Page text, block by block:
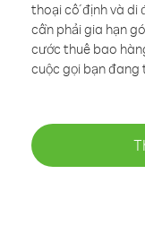
thoại cố định và di
cần phải gia hạn
cước thuê bao
cuộc gọi bạn đang